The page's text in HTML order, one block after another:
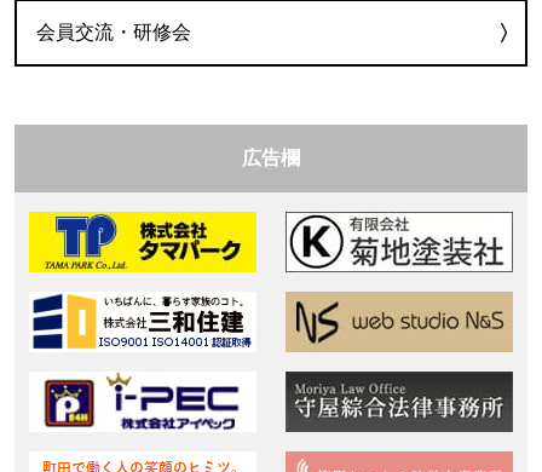
会員交流・研修会
広告欄